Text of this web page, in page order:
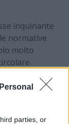
parties, or
inquinante
normative
molto
che quindi